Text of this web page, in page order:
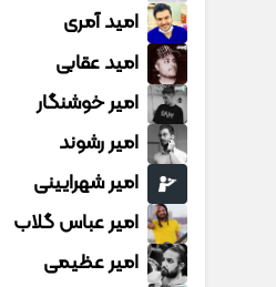
امید آمری
امید عقابی
امیر خوشنگار
امیر رشوند
امیر شهرایینی
امیر عباس گلاب
امیر عظیمی